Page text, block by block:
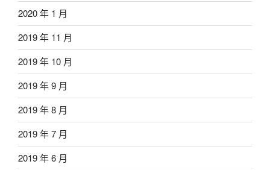
2020 年 1 月
2019 年 11 月
2019 年 10 月
2019 年 9 月
2019 年 8 月
2019 年 7 月
2019 年 6 月